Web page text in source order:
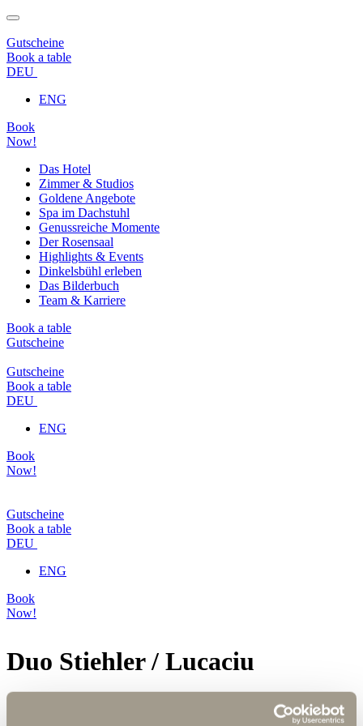
Gutscheine
Book a table
DEU
ENG
Book
Now!
Das Hotel
Zimmer & Studios
Goldene Angebote
Spa im Dachstuhl
Genussreiche Momente
Der Rosensaal
Highlights & Events
Dinkelsbühl erleben
Das Bilderbuch
Team & Karriere
Book a table
Gutscheine
Gutscheine
Book a table
DEU
ENG
Book
Now!
Gutscheine
Book a table
DEU
ENG
Book
Now!
Duo Stiehler / Lucaciu